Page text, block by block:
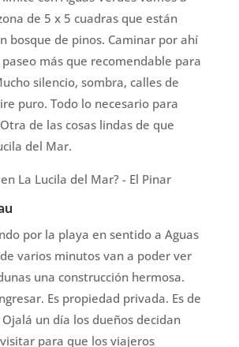
de 5 x 5 cuadras que están
bosque de pinos. Caminar por ahí
más que recomendable para
silencio, sombra, calles de
puro. Todo lo necesario para
de las cosas lindas de que
del Mar.
por la playa en sentido a Aguas
varios minutos van a poder ver
una construcción hermosa.
Es propiedad privada. Es de
un día los dueños decidan
para que los viajeros